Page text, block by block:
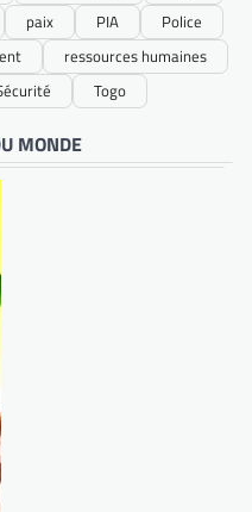
paix PIA
Police
ressources humaines
Togo
MONDE